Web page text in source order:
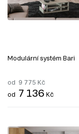
Modulární systém Bari
od 9 775 Kč
od 7 136 Kč